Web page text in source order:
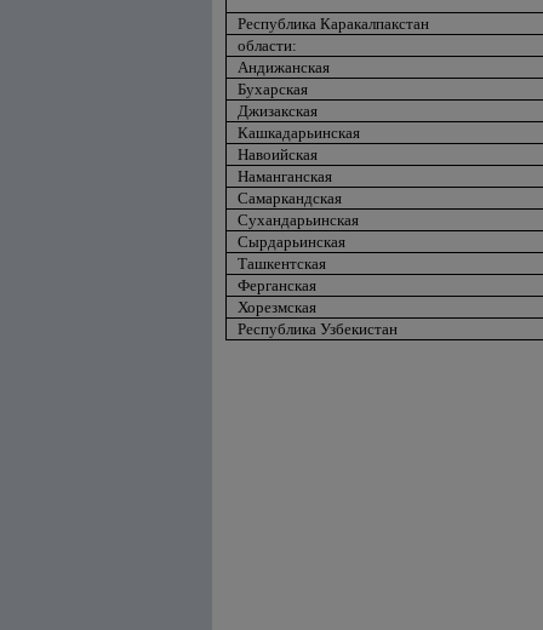
Республика Каракалпакстан
области:
Андижанская
Бухарская
Джизакская
Кашкадарьинская
Навоийская
Наманганская
Самаркандская
Сухандарьинская
Сырдарьинская
Ташкентская
Ферганская
Хорезмская
Республика Узбекистан